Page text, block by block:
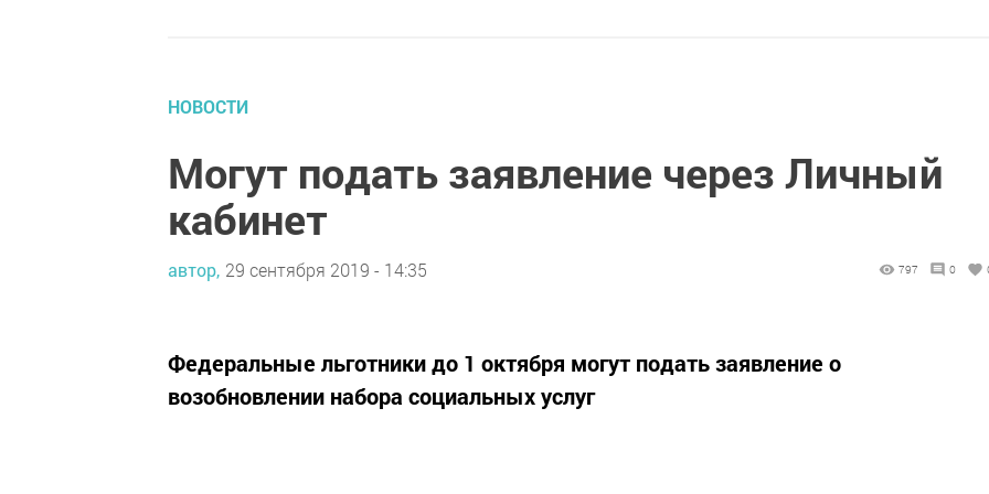
НОВОСТИ
Могут подать заявление через Личный
кабинет
автор, 29 сентября 2019 - 14:35 797 0
Федеральные льготники до 1 октября могут подать заявление о
возобновлении набора социальных услуг